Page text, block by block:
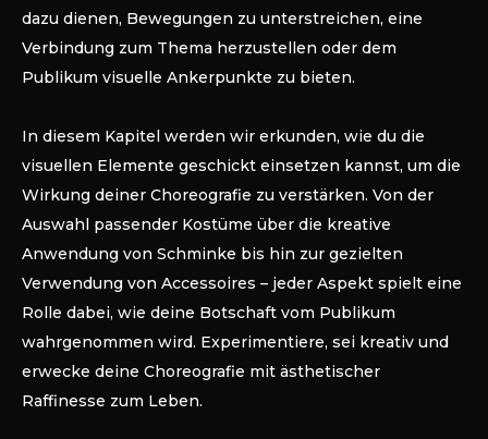
dazu dienen, Bewegungen zu unterstreichen, eine
Verbindung zum Thema herzustellen oder dem
Publikum visuelle Ankerpunkte zu bieten.
In diesem Kapitel werden wir erkunden, wie du die
visuellen Elemente geschickt einsetzen kannst, um die
Wirkung deiner Choreografie zu verstärken. Von der
Auswahl passender Kostüme über die kreative
Anwendung von Schminke bis hin zur gezielten
Verwendung von Accessoires – jeder Aspekt spielt eine
Rolle dabei, wie deine Botschaft vom Publikum
wahrgenommen wird. Experimentiere, sei kreativ und
erwecke deine Choreografie mit ästhetischer
Raffinesse zum Leben.